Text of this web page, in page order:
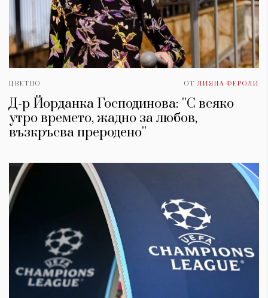
ЦВЕТНО ОТ ЛИЯНА ФЕРОЛИ
Д-р Йорданка Господинова: ''С всяко
утро времето, жадно за любов,
възкръсва преродено''